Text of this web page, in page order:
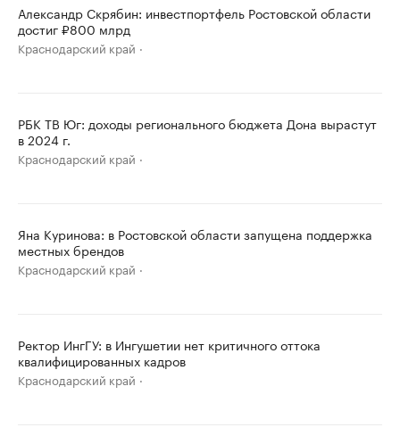
Александр Скрябин: инвестпортфель Ростовской области
достиг ₽800 млрд
Краснодарский край
РБК ТВ Юг: доходы регионального бюджета Дона вырастут
в 2024 г.
Краснодарский край
Яна Куринова: в Ростовской области запущена поддержка
местных брендов
Краснодарский край
Ректор ИнгГУ: в Ингушетии нет критичного оттока
квалифицированных кадров
Краснодарский край